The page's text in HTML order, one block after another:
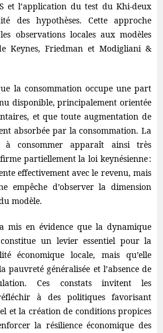
et l’application du test du Khi-deux
des hypothèses. Cette approche
observations locales aux modèles
Keynes, Friedman et Modigliani &
la consommation occupe une part
disponible, principalement orientée
et que toute augmentation de
absorbée par la consommation. La
à consommer apparaît ainsi très
partiellement la loi keynésienne :
effectivement avec le revenu, mais
empêche d’observer la dimension
modèle.
mis en évidence que la dynamique
constitue un levier essentiel pour la
économique locale, mais qu’elle
pauvreté généralisée et l’absence de
Ces constats invitent les
à des politiques favorisant
et la création de conditions propices
la résilience économique des